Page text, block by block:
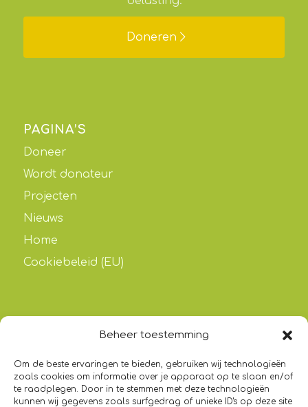
Beheer toestemming
Om de beste ervaringen te bieden, gebruiken wij technologieën
zoals cookies om informatie over je apparaat op te slaan en/of
te raadplegen. Door in te stemmen met deze technologieën
kunnen wij gegevens zoals surfgedrag of unieke ID's op deze site
Doneren
PAGINA’S
Doneer
Wordt donateur
Projecten
Nieuws
Home
Cookiebeleid (EU)
“Wie het gemakkelijk maakt voor iemand (met
schulden) in moeilijkheden, Allah zal het
gemakkelijk voor hem maken in deze wereld